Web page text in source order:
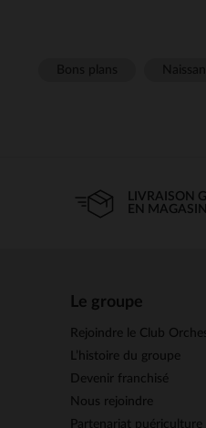
LIVRAISON
EN MAGASIN
Le groupe
Rejoindre le Club
L’histoire du groupe
Devenir franchisé
Nous rejoindre
Partenariat puériculture